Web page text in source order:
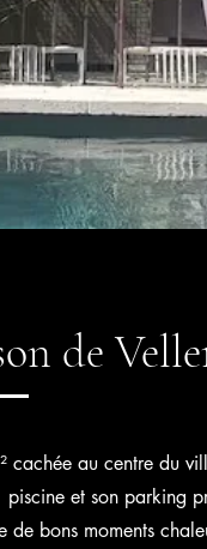
de
cachée au centre du
et son parking
bons moments